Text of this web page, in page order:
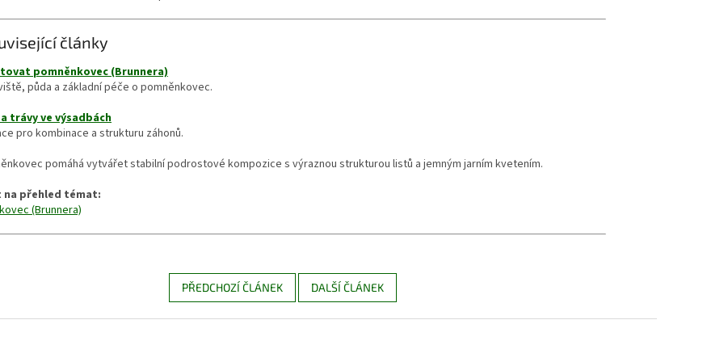
články
pomněnkovec (Brunnera)
půda a základní péče o pomněnkovec.
trávy ve výsadbách
pro kombinace a strukturu záhonů.
pomáhá vytvářet stabilní podrostové kompozice s výraznou strukturou listů a jemným jarním kvetením.
na přehled témat:
(Brunnera)
PŘEDCHOZÍ ČLÁNEK DALŠÍ ČLÁNEK